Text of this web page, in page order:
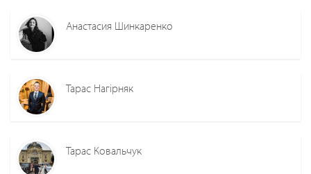
Анастасия Шинкаренко
Тарас Нагірняк
Тарас Ковальчук